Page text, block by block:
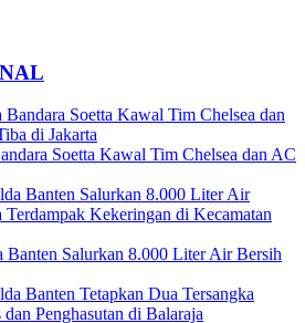
Soetta Kawal Tim Chelsea dan AC
Banten Salurkan 8.000 Liter Air Bersih